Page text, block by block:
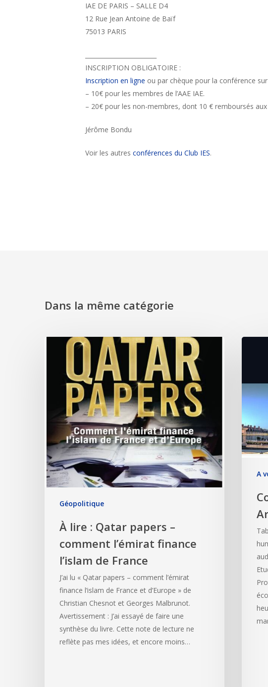
IAE DE PARIS – SALLE D4
12 Rue Jean Antoine de Baïf
75013 PARIS
INSCRIPTION OBLIGATOIRE :
Inscription en ligne ou par chèque pour la conférence
– 10€ pour les membres de l’AAE IAE.
– 20€ pour les non-membres, dont 10 € remboursés
Jérôme Bondu
Voir les autres conférences du Club IES.
Dans la même catégorie
Géopolitique
À lire : Qatar papers –
comment l’émirat finance
l’islam de France
J’ai lu « Qatar papers – comment l’émirat
finance l’islam de France et d’Europe » de
Christian Chesnot et Georges Malbrunot.
Avertissement : J’ai essayé de faire une
synthèse du livre. Cette note de lecture ne
reflète pas mes idées, et encore moins…
A